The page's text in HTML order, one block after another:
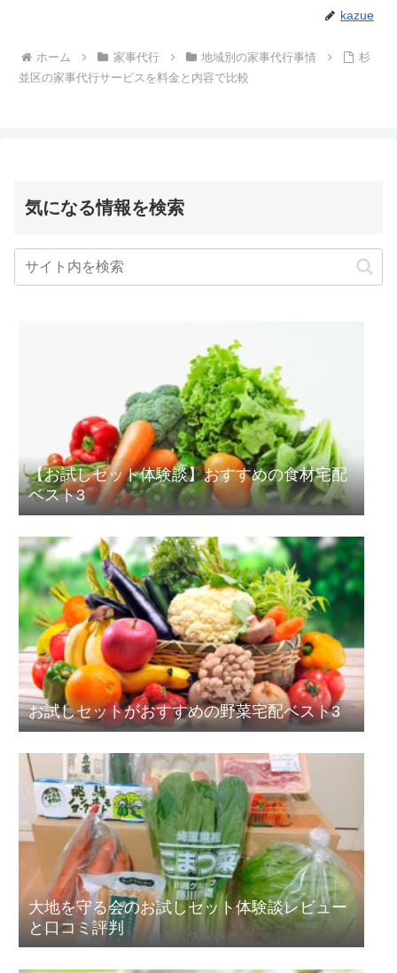
kazue
ホーム 家事代行 地域別の家事代行事情
杉
並区の家事代行サービスを料金と内容で比較
気になる情報を検索
【お試しセット体験談】おすすめの食材宅配
ベスト3
お試しセットがおすすめの野菜宅配ベスト3
大地を守る会のお試しセット体験談レビュー
と口コミ評判